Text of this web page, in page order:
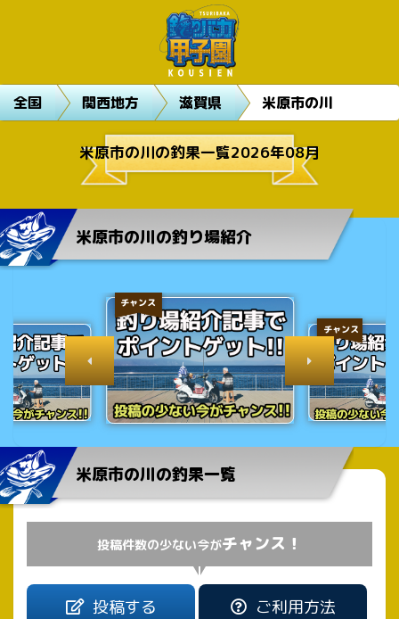
全国 関西地方 滋賀県 米原市の川
米原市の川の釣果一覧2026年08月
米原市の川の釣り場紹介
チャンス
チャンス
米原市の川の釣果一覧
投稿件数の少ない今がチャンス！
投稿する ご利用方法